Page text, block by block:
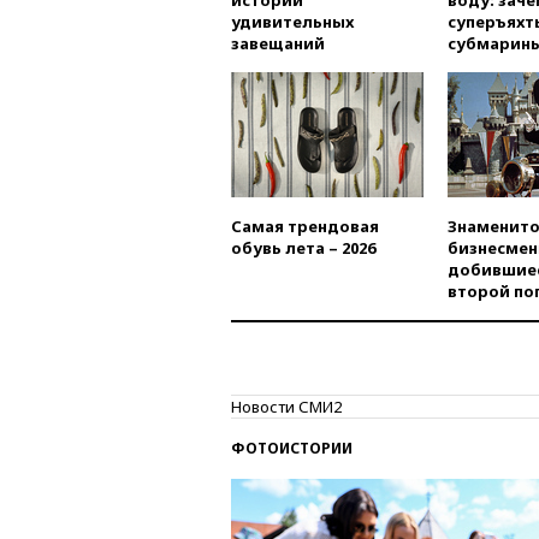
удивительных
завещаний
Самая трендовая
обувь лета – 2026
второй
Новости СМИ2
ФОТОИСТОРИИ